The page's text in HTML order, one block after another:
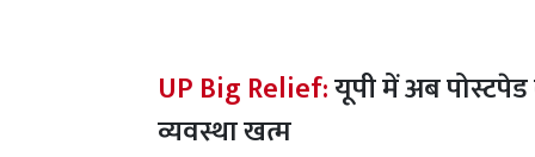
UP Big Relief:यूपी में अब पोस्टपेड
व्यवस्था खत्म